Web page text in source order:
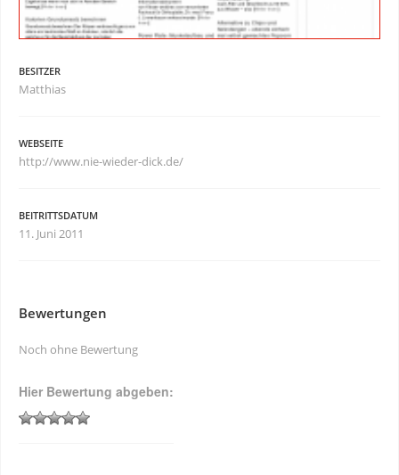
BESITZER
Matthias
WEBSEITE
http://www.nie-wieder-dick.de/
BEITRITTSDATUM
11. Juni 2011
Bewertungen
Noch ohne Bewertung
Hier Bewertung abgeben: